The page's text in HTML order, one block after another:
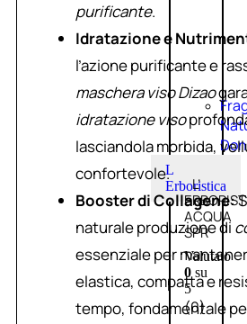
L
Erboristica
L’
ACQUA
SPR
Valutato
0su
5
(0)
purificante.
Idratazione e
l’azione purificante e
maschera viso Dizao
idratazione viso
lasciandola morbida,
confortevole.
Booster di Collagene:
naturale produzione di
essenziale per
elastica, compatta e
tempo, fondamentale